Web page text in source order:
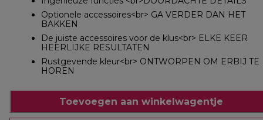
Optionele accessoires<br> GA VERDER DAN HET
BAKKEN
De juiste accessoires voor de klus<br> ELKE KEER
HEERLIJKE RESULTATEN
Rustgevende kleur<br> ONTWORPEN OM ERBIJ TE
HOREN
Toevoegen aan winkelwagentje